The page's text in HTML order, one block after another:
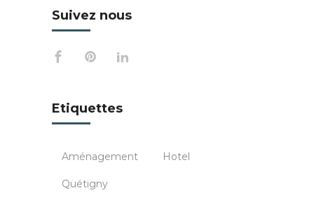
Suivez nous
Etiquettes
Aménagement Hotel
Quétigny